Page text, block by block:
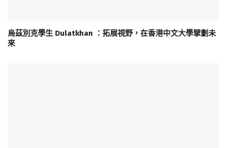
烏茲別克學生 Dulatkhan ：拓展視野，在香港中文大學擘劃未
來